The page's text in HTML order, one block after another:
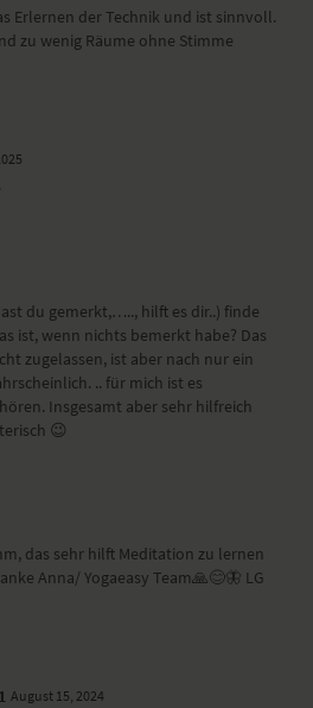
Erlernen der Technik und ist sinnvoll.
zu wenig Räume ohne Stimme
du gemerkt,….., hilft es dir..) finde
ist, wenn nichts bemerkt habe? Das
zugelassen, ist aber nach nur ein
.. für mich ist es
Insgesamt aber sehr hilfreich
😉
das sehr hilft Meditation zu lernen
Anna/ Yogaeasy Team🙏😊🦋 LG
August 15, 2024